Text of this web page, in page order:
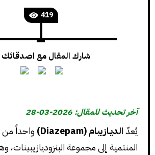
419
شارك المقال مع اصدقائك
آخر تحديث للمقال: 2026-03-28
يُعدّالديـازيبام (Diazepam)
واحداً من
المنتمية إلى مجموعة البنزوديازيبينات،